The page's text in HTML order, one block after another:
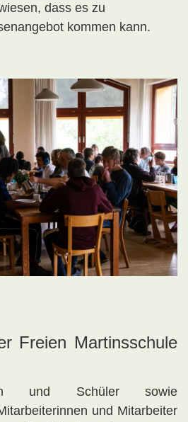
dass es zu
kommen kann.
Freien Martinsschule
und Schüler sowie
und Mitarbeiter